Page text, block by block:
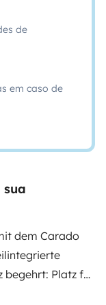
de
em caso de
dem Carado
Platz für
und